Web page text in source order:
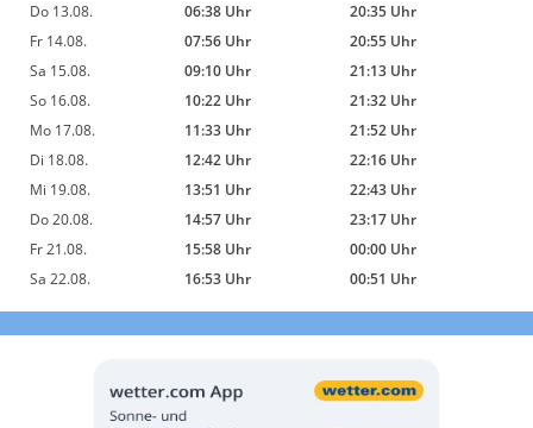
Do 13.08.
06:38 Uhr
20:35 Uhr
Fr 14.08.
07:56 Uhr
20:55 Uhr
Sa 15.08.
09:10 Uhr
21:13 Uhr
So 16.08.
10:22 Uhr
21:32 Uhr
Mo 17.08.
11:33 Uhr
21:52 Uhr
Di 18.08.
12:42 Uhr
22:16 Uhr
Mi 19.08.
13:51 Uhr
22:43 Uhr
Do 20.08.
14:57 Uhr
23:17 Uhr
Fr 21.08.
15:58 Uhr
00:00 Uhr
Sa 22.08.
16:53 Uhr 00:51 Uhr